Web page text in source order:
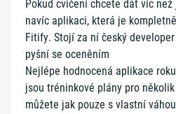
Pokud cvičení chcete dát víc
navíc aplikaci, která je
Fitify. Stojí za ní český
pyšní se oceněním
Nejlépe hodnocená aplikace
jsou tréninkové plány pro
můžete jak pouze s vlastní